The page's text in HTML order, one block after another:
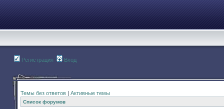
Регистрация Вход
Темы без ответов | Активные темы
Список форумов